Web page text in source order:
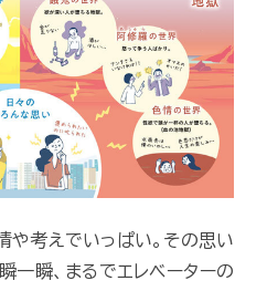
や考えでいっぱい。その思い
一瞬、まるでエレベーターの